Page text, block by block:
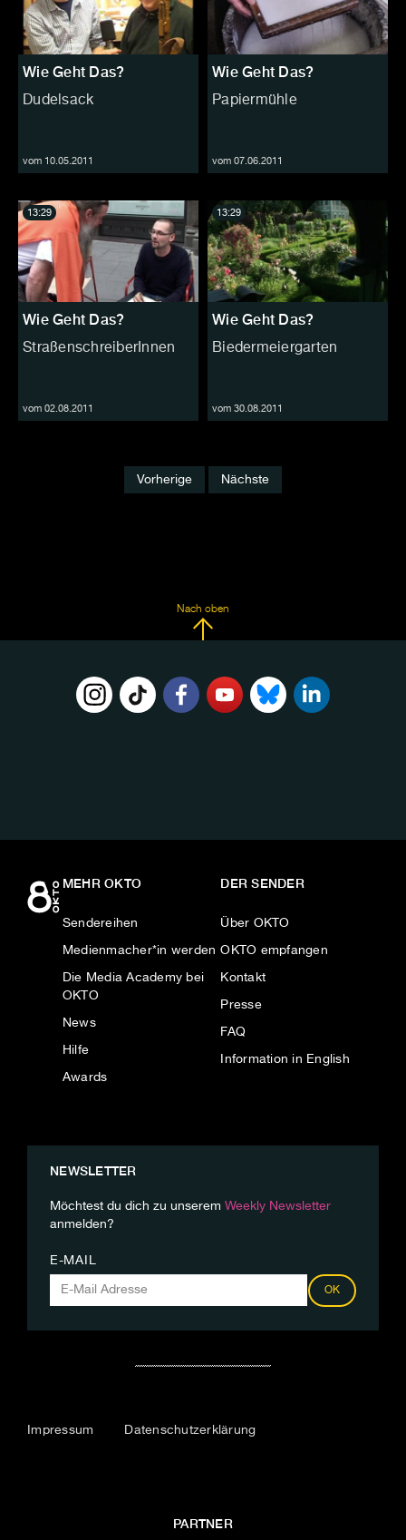
Wie Geht Das?
Dudelsack
vom 10.05.2011
Wie Geht Das?
Papiermühle
vom 07.06.2011
Wie Geht Das?
StraßenschreiberInnen
vom 02.08.2011
13:29
Wie Geht Das?
Biedermeiergarten
vom 30.08.2011
13:29
Vorherige Nächste
Nach oben
MEHR OKTO
Sendereihen
Medienmacher*in werden
Die Media Academy bei
OKTO
News
Hilfe
Awards
DER SENDER
Über OKTO
OKTO empfangen
Kontakt
Presse
FAQ
Information in English
NEWSLETTER
Möchtest du dich zu unserem Weekly Newsletter
anmelden?
E-MAIL
OK
Impressum Datenschutzerklärung
PARTNER